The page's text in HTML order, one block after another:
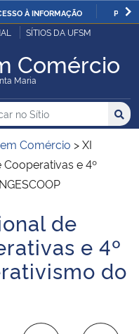
À INFORMAÇÃO
SÍTIOS DA UFSM
Comércio
Maria
no no Sítio
Comércio >XI
e 4º
de
e 4º
do